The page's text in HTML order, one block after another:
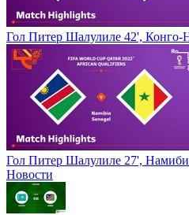
Гол Питер Шалулиле 42', Конго-
Гол Питер Шалулиле 27',
Новости